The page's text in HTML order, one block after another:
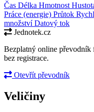
Čas Délka Hmotnost
Práce (energie) Průtok
množstvíDatový tok
Jednotek.cz
Bezplatný online převodník
bez registrace.
Otevřít převodník
Veličiny